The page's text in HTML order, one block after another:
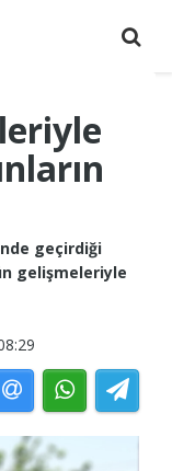
geçirdiği
gelişmeleriyle